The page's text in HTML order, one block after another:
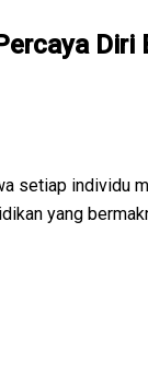
Diri
setiap individu
yang